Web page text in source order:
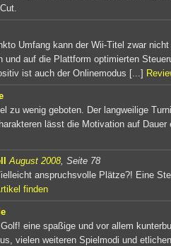
Umfang kann der Wii-Titel zwar nicht
und auf die Plattform optimierten
ist auch der Onlinemodus [...]
zu wenig geboten. Der langweilige
lässt die Motivation auf Dauer
August 2008 , Seite 78
anspruchsvolle Plätze?! Eine
finden
eine spaßige und vor allem
vielen weiteren Spielmodi und etlichen